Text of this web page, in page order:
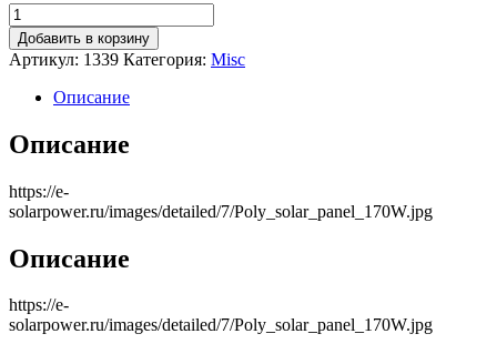
Количество
товара
Солнечная
батарея
SILA
170Вт
Добавить в корзину
Артикул: 1339 Категория: Misc
Описание
Описание
https://e-
solarpower.ru/images/detailed/7/Poly_solar_panel_170W.jpg
Описание
https://e-
solarpower.ru/images/detailed/7/Poly_solar_panel_170W.jpg